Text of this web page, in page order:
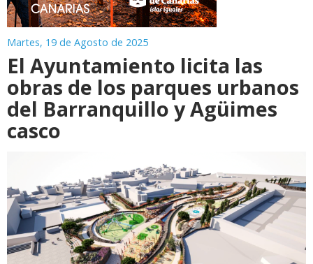
Martes, 19 de Agosto de 2025
El Ayuntamiento licita las
obras de los parques urbanos
del Barranquillo y Agüimes
casco